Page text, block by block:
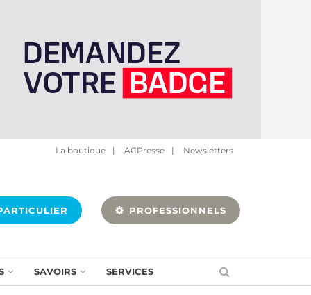
La boutique | ACPresse | Newsletters
PROFESSIONNELS
SAVOIRS SERVICES